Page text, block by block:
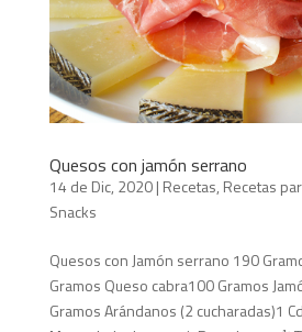
Quesos con jamón serrano
14 de Dic, 2020| Recetas, Recetas
Snacks
Quesos con Jamón serrano 190
Gramos Queso cabra100 Gramos
Gramos Arándanos (2 cucharadas)1